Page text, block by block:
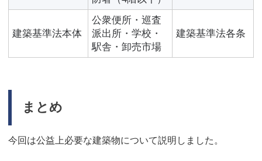
建築基準法本体
公衆便所・巡査
派出所・学校・
駅舎・卸売市場
建築基準法各条
まとめ
今回は公益上必要な建築物について説明しました。